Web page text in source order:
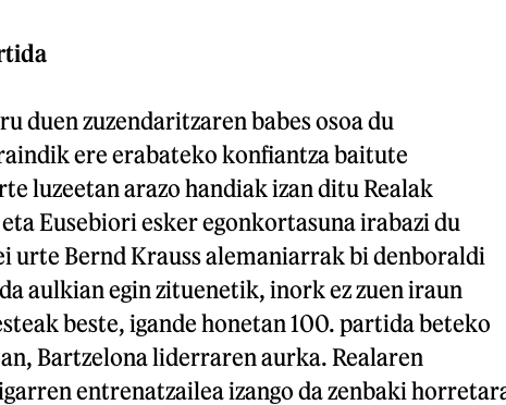
duen zuzendaritzaren babes osoa du
ere erabateko konfiantza baitute
luzeetan arazo handiak izan ditu Realak
Eusebiori esker egonkortasuna irabazi du
urte Bernd Krauss alemaniarrak bi denboraldi
aulkian egin zituenetik, inork ez zuen iraun
beste, igande honetan 100. partida beteko
Bartzelona liderraren aurka. Realaren
entrenatzailea izango da zenbaki